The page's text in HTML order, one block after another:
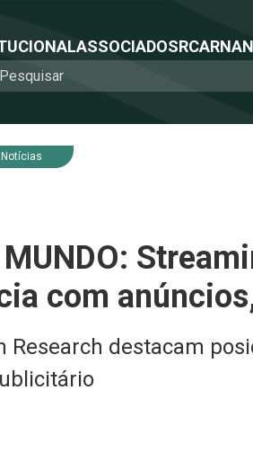
ASSOCIADOSRCARNA
MUNDO:
com
Research destacam